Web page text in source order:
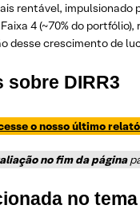
rentável,
4 (~70% do
crescimento de
DIRR3
o nosso último
no fim da página
no tema